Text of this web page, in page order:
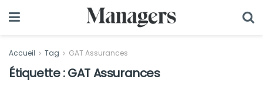
Accueil Tag GAT Assurances
Étiquette :GAT Assurances